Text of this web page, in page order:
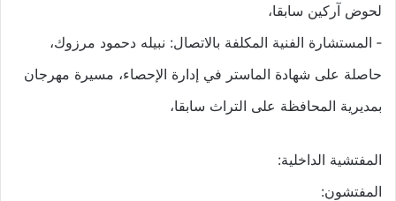
لحوض آركين سابقا،
‐ المستشارة الفنية المكلفة بالاتصال: نبيله دحمود مرزوك،
حاصلة على شهادة الماستر في إدارة الإحصاء، مسيرة مهرجان
بمديرية المحافظة على التراث سابقا،
المفتشية الداخلية:
المفتشون: